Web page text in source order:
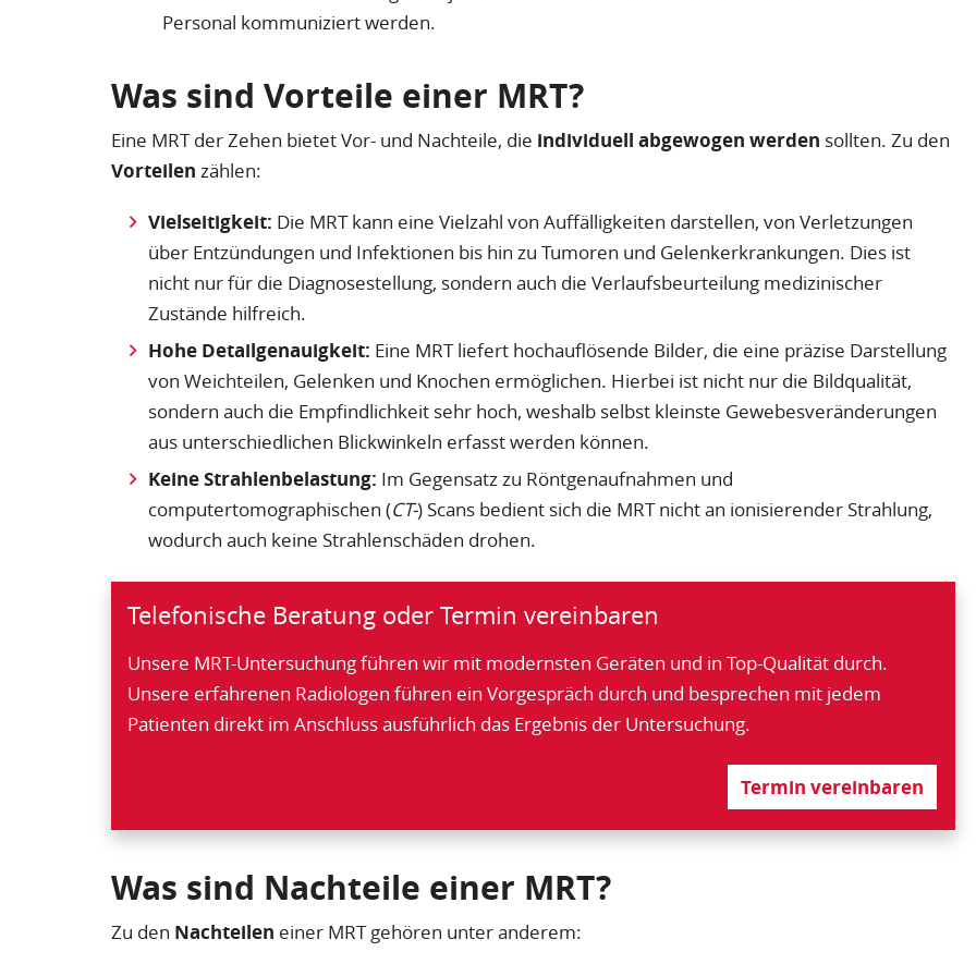
Personal kommuniziert werden.
Was sind Vorteile einer MRT?
Eine MRT der Zehen bietet Vor- und Nachteile, die individuell abgewogen werden sollten. Zu den
Vorteilen zählen:
Vielseitigkeit: Die MRT kann eine Vielzahl von Auffälligkeiten darstellen, von Verletzungen
über Entzündungen und Infektionen bis hin zu Tumoren und Gelenkerkrankungen. Dies ist
nicht nur für die Diagnosestellung, sondern auch die Verlaufsbeurteilung medizinischer
Zustände hilfreich.
Hohe Detailgenauigkeit: Eine MRT liefert hochauflösende Bilder, die eine präzise Darstellung
von Weichteilen, Gelenken und Knochen ermöglichen. Hierbei ist nicht nur die Bildqualität,
sondern auch die Empfindlichkeit sehr hoch, weshalb selbst kleinste Gewebesveränderungen
aus unterschiedlichen Blickwinkeln erfasst werden können.
Keine Strahlenbelastung: Im Gegensatz zu Röntgenaufnahmen und
computertomographischen (CT-) Scans bedient sich die MRT nicht an ionisierender Strahlung,
wodurch auch keine Strahlenschäden drohen.
Telefonische Beratung oder Termin vereinbaren
Unsere MRT-Untersuchung führen wir mit modernsten Geräten und in Top-Qualität durch.
Unsere erfahrenen Radiologen führen ein Vorgespräch durch und besprechen mit jedem
Patienten direkt im Anschluss ausführlich das Ergebnis der Untersuchung.
Termin vereinbaren
Was sind Nachteile einer MRT?
Zu den Nachteilen einer MRT gehören unter anderem: